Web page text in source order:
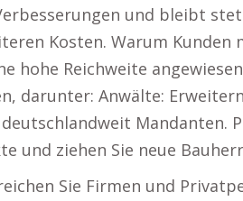
und bleibt
Kosten. Warum
hohe Reichweite
darunter: Anwälte:
Mandanten.
und ziehen Sie neue
Sie Firmen und